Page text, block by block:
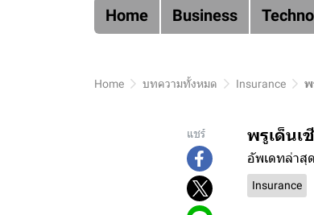
Home Business
Home บทความทั้งหมด Insurance พ
แชร์ พรูเด็นเ
อัพเดทล่าสุ
Insurance